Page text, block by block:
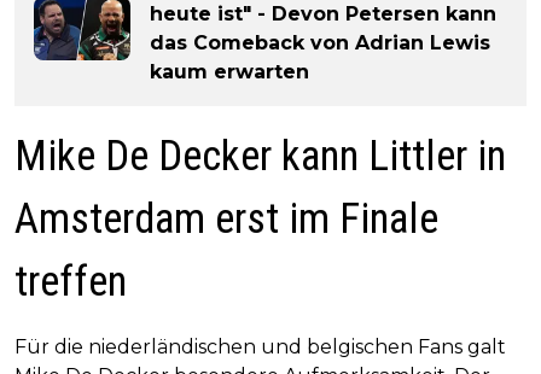
heute ist" - Devon Petersen kann
das Comeback von Adrian Lewis
kaum erwarten
Mike De Decker kann Littler in
Amsterdam erst im Finale
treffen
Für die niederländischen und belgischen Fans galt